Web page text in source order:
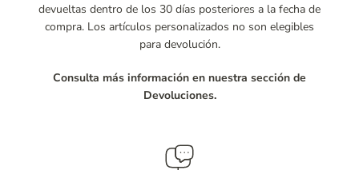
devueltas dentro de los 30 días posteriores a la fecha de
compra. Los artículos personalizados no son elegibles
para devolución.
Consulta más información en nuestra sección de
Devoluciones.